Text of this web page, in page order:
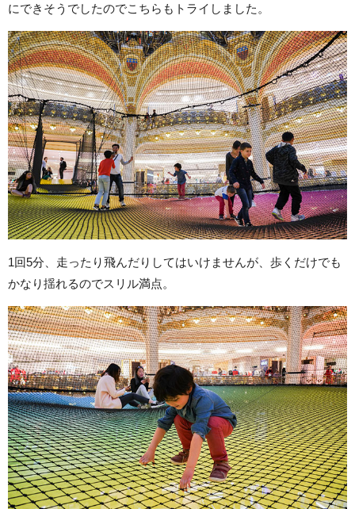
にできそうでしたのでこちらもトライしました。
1回5分、走ったり飛んだりしてはいけませんが、歩くだけでも
かなり揺れるのでスリル満点。